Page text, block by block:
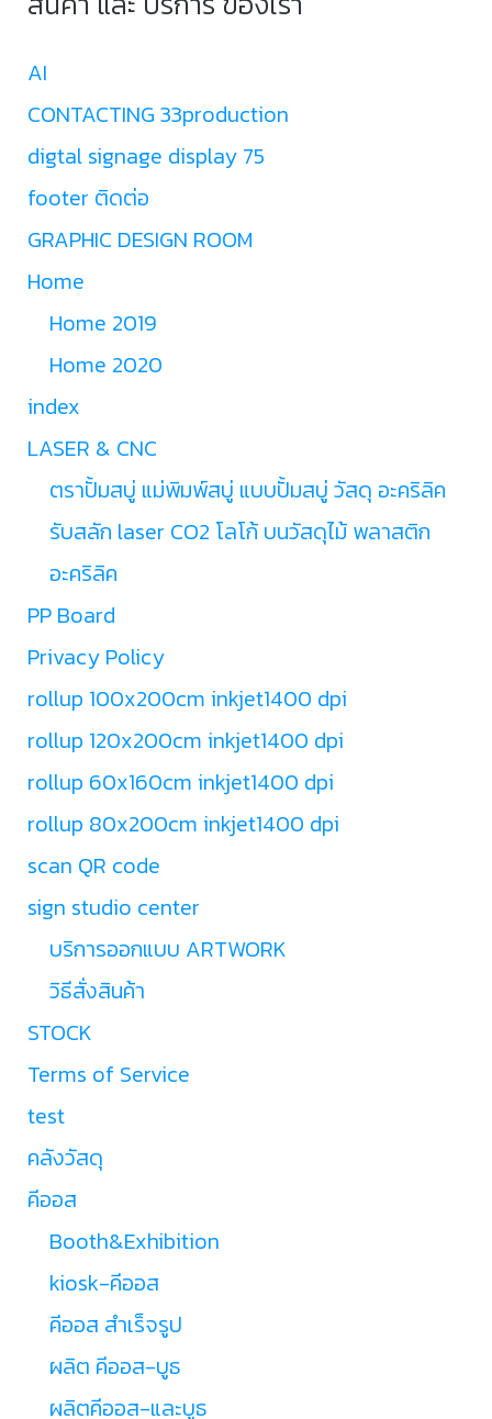
AI
CONTACTING 33production
digtal signage display 75
footer ติดต่อ
GRAPHIC DESIGN ROOM
Home
Home 2019
Home 2020
index
LASER & CNC
ตราปั้มสบู่ แม่พิมพ์สบู่ แบบปั้มสบู่ วัสดุ อะคริลิค
รับสลัก laser CO2 โลโก้ บนวัสดุไม้ พลาสติก
อะคริลิค
PP Board
Privacy Policy
rollup 100x200cm inkjet1400 dpi
rollup 120x200cm inkjet1400 dpi
rollup 60x160cm inkjet1400 dpi
rollup 80x200cm inkjet1400 dpi
scan QR code
sign studio center
บริการออกแบบ ARTWORK
วิธีสั่งสินค้า
STOCK
Terms of Service
test
คลังวัสดุ
คีออส
Booth&Exhibition
kiosk-คีออส
คีออส สำเร็จรูป
ผลิต คีออส-บูธ
ผลิตคีออส-และบูธ